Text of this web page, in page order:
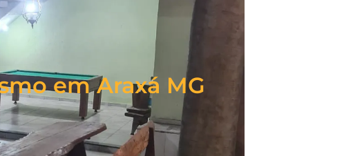
em Araxá MG